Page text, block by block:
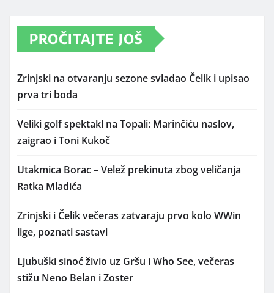
PROČITAJTE JOŠ
Zrinjski na otvaranju sezone svladao Čelik i upisao
prva tri boda
Veliki golf spektakl na Topali: Marinčiću naslov,
zaigrao i Toni Kukoč
Utakmica Borac – Velež prekinuta zbog veličanja
Ratka Mladića
Zrinjski i Čelik večeras zatvaraju prvo kolo WWin
lige, poznati sastavi
Ljubuški sinoć živio uz Gršu i Who See, večeras
stižu Neno Belan i Zoster